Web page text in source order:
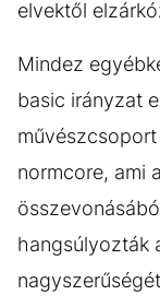
elvektől
Mindez
basic irányzat
normcore, ami
hangsúlyozták